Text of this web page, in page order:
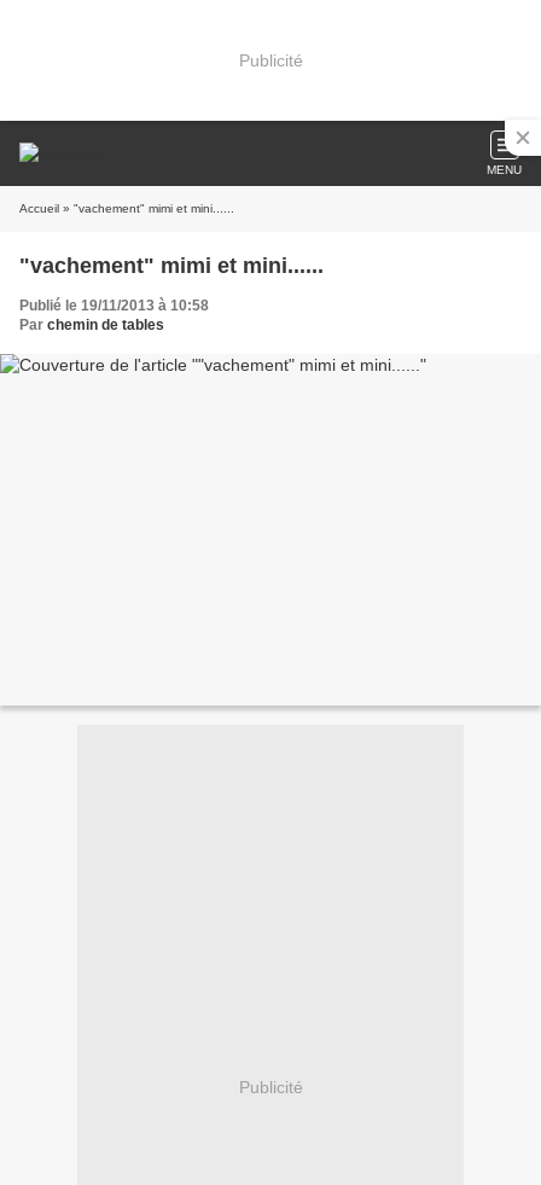
Publicité
MENU
Accueil » "vachement" mimi et mini......
"vachement" mimi et mini......
Publié le 19/11/2013 à 10:58
Par chemin de tables
Publicité